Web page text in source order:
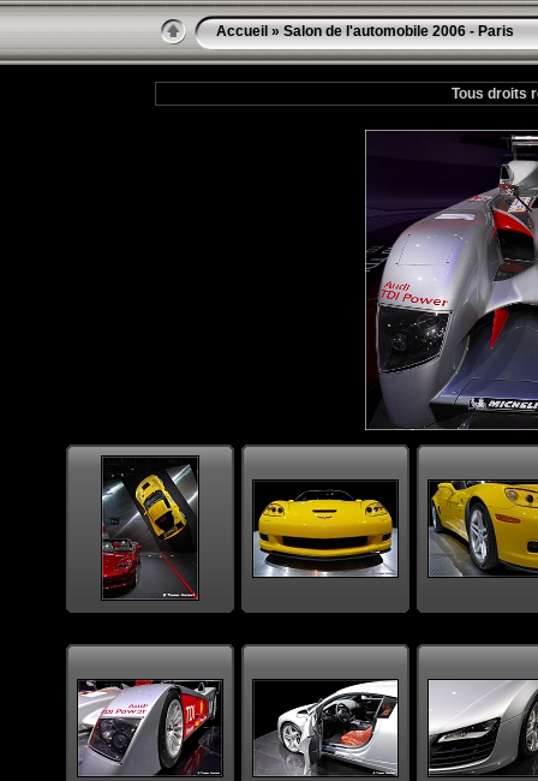
Accueil » Salon de l'automobile 2006 - Paris
Tous droits